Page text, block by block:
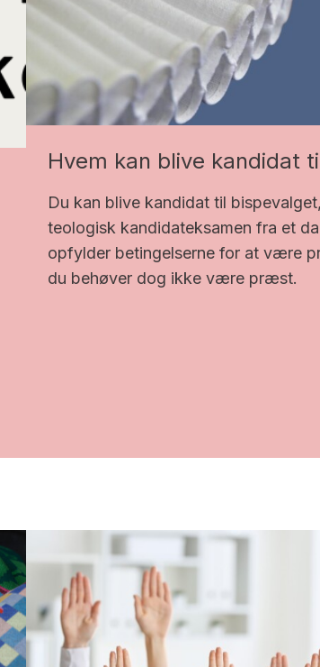
Hvem kan blive kandidat
Du kan blive kandidat til
teologisk kandidateksamen fra et
opfylder betingelserne for at være
du behøver dog ikke være præst.